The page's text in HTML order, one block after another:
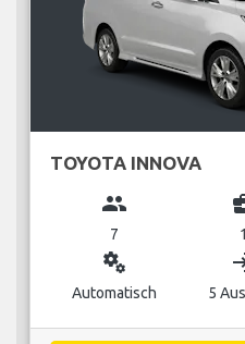
TOYOTA INNOVA
group
7 1
miscellaneous_services
Automatisch 5